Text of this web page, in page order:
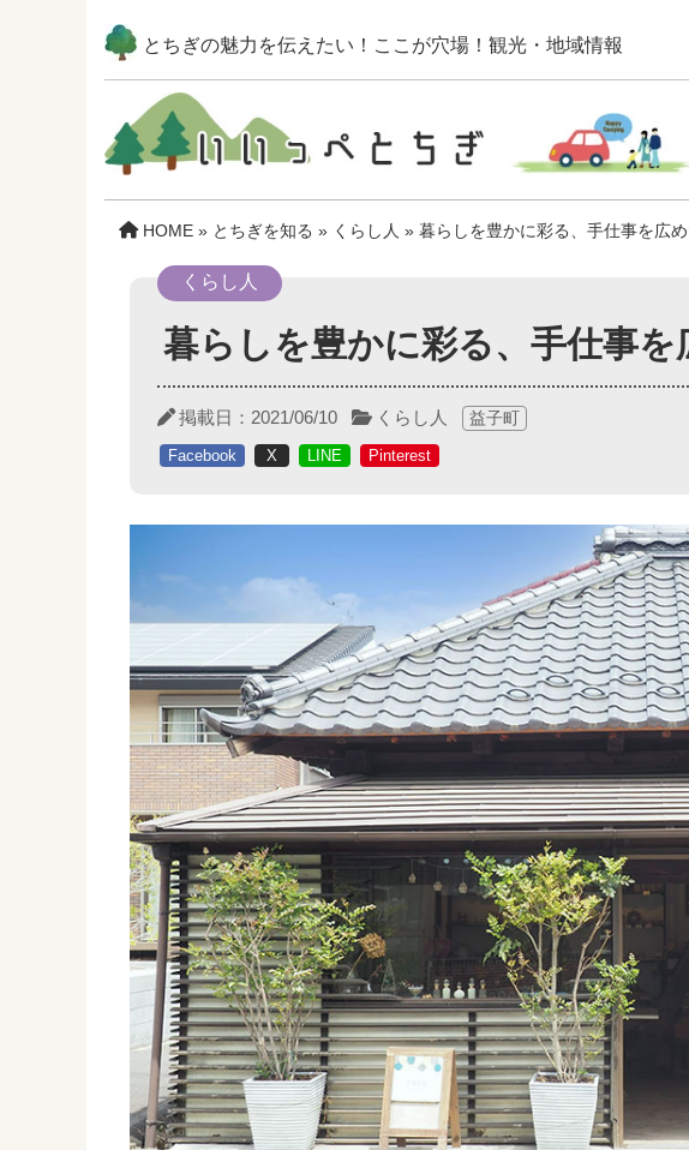
とちぎの魅力を伝えたい！ ここが穴場！観光・地域情報
HOME » とちぎを知る » くらし人 » 暮らしを豊かに彩る、手仕事を広
くらし人
暮らしを豊かに彩る、手仕事を
掲載日： 2021/06/10 くらし人 益子町
Facebook X LINE Pinterest